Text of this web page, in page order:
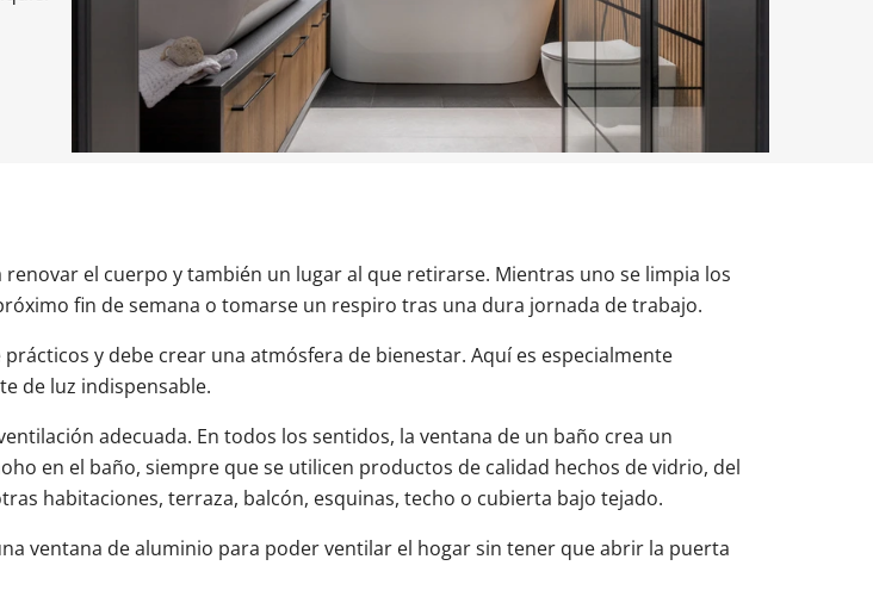
Ventanas Cortizo Ventanas Veka
Descubre nuestras balconeras de aluminio
Descubre nuestras puertas de entrada de aluminio
el cuerpo y también un lugar al que retirarse. Mientras uno se limpia los
fin de semana o tomarse un respiro tras una dura jornada de trabajo.
y debe crear una atmósfera de bienestar. Aquí es especialmente
de luz indispensable.
adecuada. En todos los sentidos, la ventana de un baño crea un
en el baño, siempre que se utilicen productos de calidad hechos de vidrio, del
habitaciones, terraza, balcón, esquinas, techo o cubierta bajo tejado.
ventana de aluminio para poder ventilar el hogar sin tener que abrir la puerta